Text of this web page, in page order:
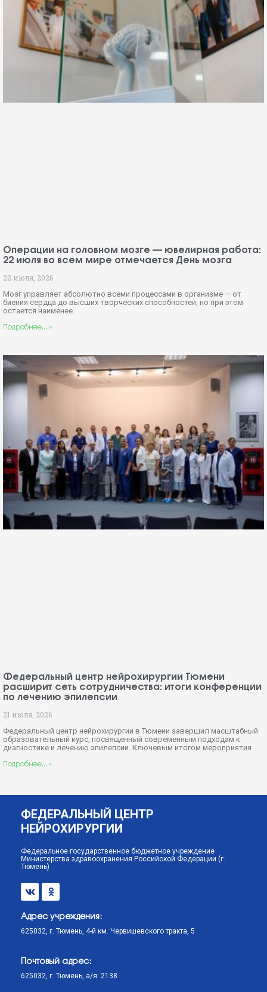
Операции на головном мозге — ювелирная работа:
22 июля во всем мире отмечается День мозга
22 июля, 2026
Мозг управляет абсолютно всеми процессами в организме — от
биения сердца до высших творческих способностей, но при этом
остается наименее
Подробнее... »
Федеральный центр нейрохирургии Тюмени
расширит сеть сотрудничества: итоги конференции
по лечению эпилепсии
21 июля, 2026
Федеральный центр нейрохирургии в Тюмени завершил масштабный
образовательный курс, посвященный современным подходам к
диагностике и лечению эпилепсии. Ключевым итогом мероприятия
Подробнее... »
ФЕДЕРАЛЬНЫЙ ЦЕНТР
НЕЙРОХИРУРГИИ
Федеральное государственное бюджетное учреждение
Министерства здравоохранения Российской Федерации (г.
Тюмень)
Адрес учреждения:
625032, г. Тюмень, 4-й км. Червишевского тракта, 5
Почтовый адрес:
625032, г. Тюмень, а/я: 2138